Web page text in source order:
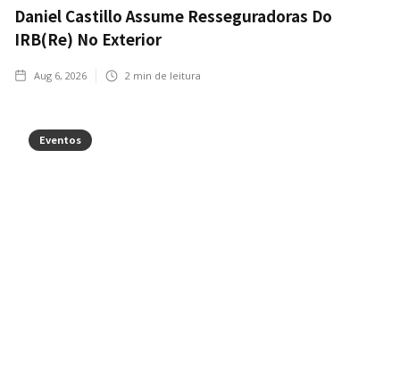
Daniel Castillo Assume Resseguradoras Do
IRB(Re) No Exterior
Aug 6, 2026 2 min de leitura
Eventos